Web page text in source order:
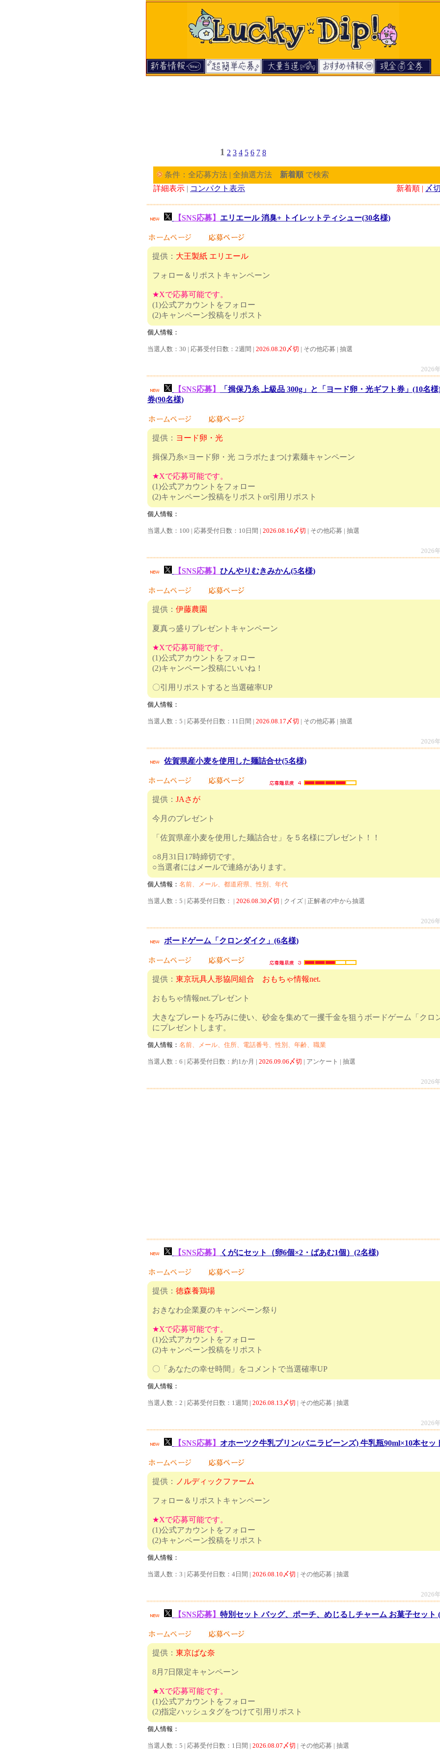
1 2 3 4 5 6 7 8
条件：全応募方法 | 全抽選方法 新着順 で検索
詳細表示 | コンパクト表示 新着順 | 〆
【SNS応募】 エリエール 消臭+ トイレットティシュー(30名様)
提供： 大王製紙 エリエール
フォロー＆リポストキャンペーン
★Xで応募可能です。
(1)公式アカウントをフォロー
(2)キャンペーン投稿をリポスト
個人情報：
当選人数：30 | 応募受付日数：2週間 | 2026.08.20〆切 | その他応募 | 抽選
2026
【SNS応募】
「揖保乃糸 上級品 300g」と「ヨード卵・光ギフト券」(10名
券(90名様)
提供： ヨード卵・光
揖保乃糸×ヨード卵・光 コラボたまつけ素麺キャンペーン
★Xで応募可能です。
(1)公式アカウントをフォロー
(2)キャンペーン投稿をリポストor引用リポスト
個人情報：
当選人数：100 | 応募受付日数：10日間 | 2026.08.16〆切 | その他応募 | 抽選
2026
【SNS応募】 ひんやりむきみかん(5名様)
提供： 伊藤農園
夏真っ盛りプレゼントキャンペーン
★Xで応募可能です。
(1)公式アカウントをフォロー
(2)キャンペーン投稿にいいね！
〇引用リポストすると当選確率UP
個人情報：
当選人数：5 | 応募受付日数：11日間 | 2026.08.17〆切 | その他応募 | 抽選
2026
佐賀県産小麦を使用した麺詰合せ(5名様)
提供： JAさが
今月のプレゼント
「佐賀県産小麦を使用した麺詰合せ」を５名様にプレゼント！！
○8月31日17時締切です。
○当選者にはメールで連絡があります。
個人情報： 名前、メール、都道府県、性別、年代
当選人数：5 | 応募受付日数： | 2026.08.30〆切 | クイズ | 正解者の中から抽選
2026
ボードゲーム「クロンダイク」(6名様)
提供： 東京玩具人形協同組合 おもちゃ情報net.
おもちゃ情報net.プレゼント
大きなプレートを巧みに使い、砂金を集めて一攫千金を狙うボードゲーム「クロ
にプレゼントします。
個人情報： 名前、メール、住所、電話番号、性別、年齢、職業
当選人数：6 | 応募受付日数：約1か月 | 2026.09.06〆切 | アンケート | 抽選
2026
【SNS応募】 くがにセット（卵6個×2・ばあむ1個）(2名様)
提供： 徳森養鶏場
おきなわ企業夏のキャンペーン祭り
★Xで応募可能です。
(1)公式アカウントをフォロー
(2)キャンペーン投稿をリポスト
〇「あなたの幸せ時間」をコメントで当選確率UP
個人情報：
当選人数：2 | 応募受付日数：1週間 | 2026.08.13〆切 | その他応募 | 抽選
2026
【SNS応募】 オホーツク牛乳プリン(バニラビーンズ) 牛乳瓶90ml×10本セッ
提供： ノルディックファーム
フォロー＆リポストキャンペーン
★Xで応募可能です。
(1)公式アカウントをフォロー
(2)キャンペーン投稿をリポスト
個人情報：
当選人数：3 | 応募受付日数：4日間 | 2026.08.10〆切 | その他応募 | 抽選
2026
【SNS応募】 特別セット バッグ、ポーチ、めじるしチャーム お菓子セット
提供： 東京ばな奈
8月7日限定キャンペーン
★Xで応募可能です。
(1)公式アカウントをフォロー
(2)指定ハッシュタグをつけて引用リポスト
個人情報：
当選人数：5 | 応募受付日数：1日間 | 2026.08.07〆切 | その他応募 | 抽選